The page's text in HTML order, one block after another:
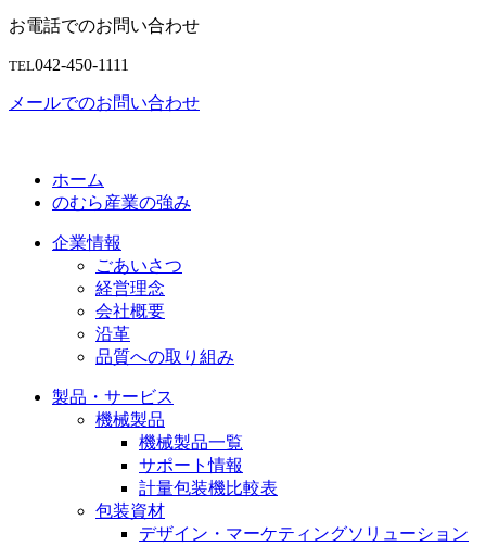
お電話でのお問い合わせ
TEL042-450-1111
メールでのお問い合わせ
ホーム
のむら産業の強み
企業情報
ごあいさつ
経営理念
会社概要
沿革
品質への取り組み
製品・サービス
機械製品
機械製品一覧
サポート情報
計量包装機比較表
包装資材
デザイン・マーケティングソリューション